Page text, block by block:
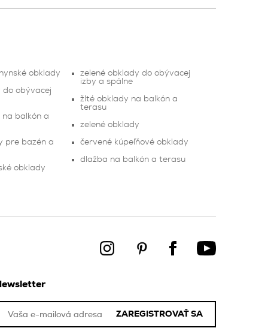
obklady
do obývacej
balkón a
pre bazén a
obklady
zelené obklady do obývacej
izby a spálne
žlté obklady na balkón a
terasu
zelené obklady
červené kúpeľňové obklady
dlažba na balkón a terasu
ZAREGISTROVAŤ SA